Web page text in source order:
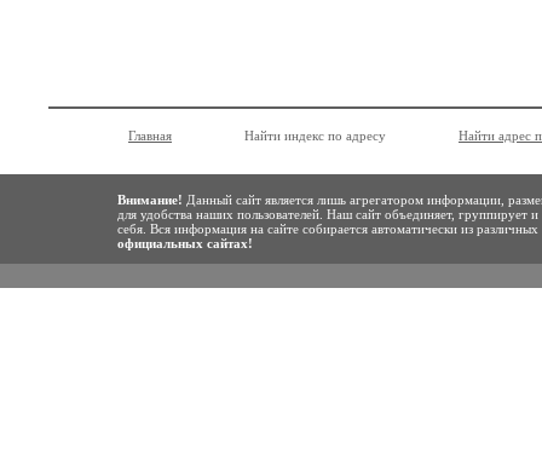
Главная Найти индекс по адресу Найти адрес
Внимание! Данный сайт является лишь агрегатором информации,
для удобства наших пользователей. Наш сайт объединяет,
себя. Вся информация на сайте собирается автоматически из
официальных сайтах!